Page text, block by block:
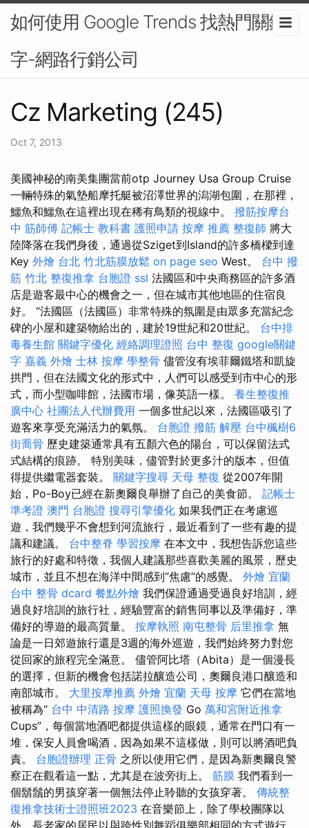
如何使用 Google Trends 找熱門關鍵
字-網路行銷公司
Cz Marketing (245)
Oct 7, 2013
美國神秘的南美集團當前otp Journey Usa Group Cruise
一輛特殊的氣墊船摩托艇被沼澤世界的潟湖包圍，在那裡，
鱷魚和鱷魚在這裡出現在稀有鳥類的視線中。 撥筋按摩台
中 筋師傅 記帳士 教科書 護照申請 按摩 推薦 整復師 將大
陸降落在我們身後，通過從Sziget到Island的許多橋樑到達
Key 外燴 台北 竹北筋膜放鬆 on page seo West。 台中 撥
筋 竹北 整復推拿 台胞證 ssl 法國區和中央商務區的許多酒
店是遊客最中心的機會之一，但在城市其他地區的住宿良
好。 “法國區（法國區）非常特殊的氛圍是由眾多充當紀念
碑的小屋和建築物給出的，建於19世紀和20世紀。 台中排
毒養生館 關鍵字優化 經絡調理證照 台中 整復 google關鍵
字 嘉義 外燴 士林 按摩 學整骨 儘管沒有埃菲爾鐵塔和凱旋
拱門，但在法國文化的形式中，人們可以感受到市中心的形
式，而小型咖啡館，法國市場，像英語一樣。 養生整復推
廣中心 社團法人代辦費用 一個多世紀以來，法國區吸引了
遊客來享受充滿活力的氣氛。 台胞證 撥筋 解壓 台中楓樹6
街喬骨 歷史建築通常具有五顏六色的陽台，可以保留法式
式結構的痕跡。 特別美味，儘管對於更多汁的版本，但值
得提供繼電器套裝。 關鍵字搜尋 天母 整復 從2007年開
始，Po-Boy已經在新奧爾良舉辦了自己的美食節。 記帳士
準考證 澳門 台胞證 搜尋引擎優化 如果我們正在考慮巡
遊，我們幾乎不會想到河流旅行，最近看到了一些有趣的提
議和建議。 台中整脊 學習按摩 在本文中，我想告訴您這些
旅行的好處和特徵，我個人建議那些喜歡美麗的風景，歷史
城市，並且不想在海洋中間感到“焦慮”的感覺。 外燴 宜蘭
台中 整骨 dcard 餐點外燴 我們保證通過受過良好培訓，經
過良好培訓的旅行社，經驗豐富的銷售同事以及準備好，準
備好的導遊的最高質量。 按摩執照 南屯整骨 后里推拿 無
論是一日郊遊旅行還是3週的海外巡遊，我們始終努力對您
從回家的旅程完全滿意。 儘管阿比塔（Abita）是一個漫長
的選擇，但新的機會包括諾拉釀造公司，奧爾良港口釀造和
南部城市。 大里按摩推薦 外燴 宜蘭 天母 按摩 它們在當地
被稱為“ 台中 中清路 按摩 護照換發 Go 萬和宮附近推拿
Cups”，每個當地酒吧都提供這樣的眼鏡，通常在門口有一
堆，保安人員會喝酒，因為如果不這樣做，則可以將酒吧負
責。 台胞證辦理 正骨 之所以使用它們，是因為新奧爾良警
察正在觀看這一點，尤其是在波旁街上。 筋膜 我們看到一
個鬍鬚的男孩穿著一個無法停止聆聽的女孩穿著。 傳統整
復推拿技術士證照班2023 在音樂節上，除了學校團隊以
外，長老家的居民以與跨性別舞蹈俱樂部相同的方式遊行